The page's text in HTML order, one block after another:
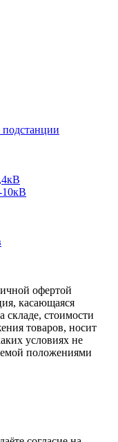
10кВ
офертой
касающаяся
складе, стоимости
товаров, носит
условиях не
положениями